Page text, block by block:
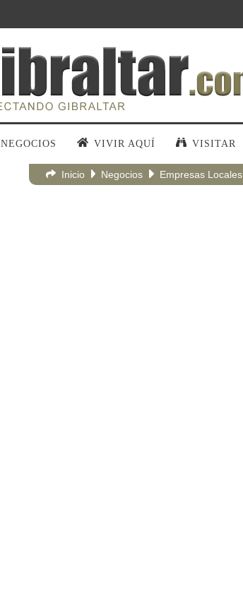
NEGOCIOS VIVIR AQUÍ VISITAR
Inicio Negocios Empresas Locales